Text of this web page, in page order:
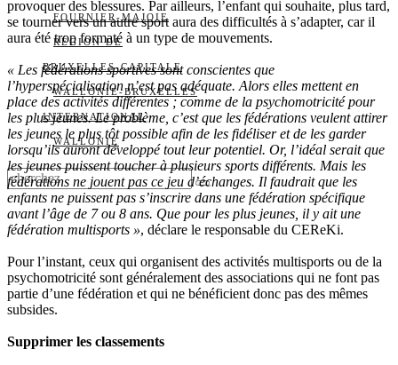
FOURNIER-MAJOIE
RÉGION DE
BRUXELLES-CAPITALE
WALLONIE-BRUXELLES
INTERNATIONAL
WALLONIE
provoquer des blessures. Par ailleurs, l’enfant qui souhaite, plus tard,
se tourner vers un autre sport aura des difficultés à s’adapter, car il
aura été trop formaté à un type de mouvements.
« Les fédérations sportives sont conscientes que
l’hyperspécialisation n’est pas adéquate. Alors elles mettent en
place des activités différentes ; comme de la psychomotricité pour
les plus jeunes. Le problème, c’est que les fédérations veulent attirer
les jeunes le plus tôt possible afin de les fidéliser et de les garder
lorsqu’ils auront développé tout leur potentiel. Or, l’idéal serait que
les jeunes puissent toucher à plusieurs sports différents. Mais les
fédérations ne jouent pas ce jeu d’échanges. Il faudrait que les
enfants ne puissent pas s’inscrire dans une fédération spécifique
avant l’âge de 7 ou 8 ans. Que pour les plus jeunes, il y ait une
fédération multisports », déclare le responsable du CEReKi.
Pour l’instant, ceux qui organisent des activités multisports ou de la
psychomotricité sont généralement des associations qui ne font pas
partie d’une fédération et qui ne bénéficient donc pas des mêmes
subsides.
Supprimer les classements